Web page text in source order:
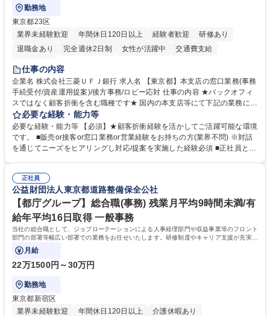
勤務地
東京都23区
業界未経験歓迎
年間休日120日以上 経験者歓迎
研修あり
退職金あり
完全週休2日制 女性が活躍中
交通費支給
土日祝休み
仕事の内容
企業名 株式会社三菱ＵＦＪ銀行 求人名 【東京都】本支店の窓口業務(事務
手続受付/資産運用提案)/後方事務/ロビー応対 仕事の内容 ★バックオフィ
スではなく顧客折衝を含む職種です★ 国内の本支店等にて下記の業務に従
事していただきます。 ■窓口/後方/ロビーにて事務手続等の受付・オペレ
ーション、お客様対応 ■窓口にて、ご来店された個人のお客様に対して金
融商品のご提案 ■効率的な事務運用の検討・構築等 ≪業務紹介：ご応募前
に必ずご覧ください≫ ※記事 https://www.mysite.bk.mufg.jp/career/circle/
必要な経験・能力等
必要な経験・能力等 【必須】★顧客折衝経験を活かしてご活躍可能な環境
です。 ■販売or接客or窓口業務or営業経験をお持ちの方(業界不問) ※対話
を通じてニーズをヒアリングし対応/提案を実施した経験必須 ■正社員とし
るので安心して入行いただけます。 幅広いキャリアの選択肢があり、公募
や社内副業等を活用し、 一人ひとりが挑戦できるカルチャーが浸透してい
ます。 学歴・資格 学歴：大学院 大学 高専 短大 専修学校 高校 語学力：
資格：
正社員
公益財団法人東京都道路整備保全公社
【都庁グループ】総合職(事務) 残業月平均9時間未満/有
給年平均16日取得 一般事務
当社の総合職として、ジョブローテーションによる人事経理部門や収益事業等のフロント
部門の部署等幅広い部署での業務をお任せいたします。研修制度やキャリア支援が充実し
ております！ ※下記業務詳細
月給
22万1500円～30万円
勤務地
東京都新宿区
業界未経験歓迎
年間休日120日以上
介護休暇あり